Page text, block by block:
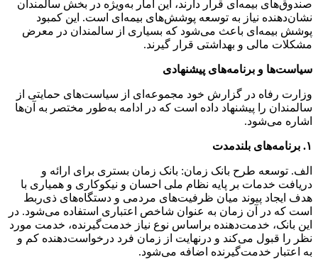
صندوق‌های بیمه‌ای قرار دارند، این آمار به‌ویژه در بخش سالمندان
نشان‌دهنده نیاز به توسعه پوشش‌های بیمه‌ای است. این کمبود
پوشش بیمه‌ای باعث می‌شود که بسیاری از سالمندان در معرض
مشکلات مالی و بهداشتی قرار گیرند.
سیاست‌ها و برنامه‌های پیشنهادی
وزارت رفاه در گزارش خود مجموعه‌ای از سیاست‌های حمایتی از
سالمندان را پیشنهاد داده است که در ادامه به‌طور مختصر به آن‌ها
اشاره می‌شود.
۱. برنامه‌های بلندمدت
الف. توسعه طرح بانک زمان: بانک زمان بستری برای ارائه و
دریافت خدمات بر پایه نظام ملی احسان و نیکوکاری و همیاری با
هدف ایجاد پیوند میان ظرفیت‌های مردمی و دستگاه‌های ذی‌ربط
است که در آن زمان به عنوان شاخص اعتباری استفاده می‌شود. در
این بانک، خدمت‌دهنده براساس نوع نیاز خدمت‌گیرنده، خدمت مورد
نظر را قبول می‌کند و درنهایت از زمان فرد درخواست‌دهنده کم و
به اعتبار خدمت‌گیرنده اضافه می‌شود.